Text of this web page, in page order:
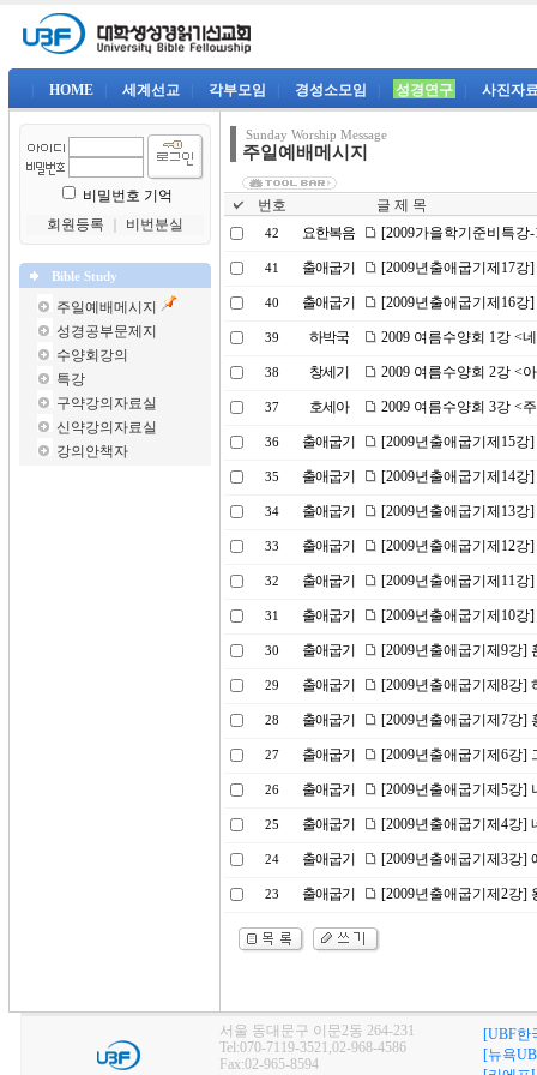
HOME 세계선교 각부모임 경성소모임 성경연구 사진자
비밀번호 기억
회원등록
비번분실
Bible Study
주일예배메시지
성경공부문제지
수양회강의
특강
구약강의자료실
신약강의자료실
강의안책자
Sunday Worship Message
주일예배메시지
번호 글 제 목
42 요한복음 [2009가을학기준비특
41 출애굽기 [2009년출애굽기제17
40 출애굽기 [2009년출애굽기제16
39 하박국 2009 여름수양회 1강 <
38 창세기 2009 여름수양회 2강 <
37 호세아 2009 여름수양회 3강 <
36 출애굽기 [2009년출애굽기제15
35 출애굽기 [2009년출애굽기제14
34 출애굽기 [2009년출애굽기제13강
33 출애굽기 [2009년출애굽기제12
32 출애굽기 [2009년출애굽기제11
31 출애굽기 [2009년출애굽기제10
30 출애굽기 [2009년출애굽기제9강]
29 출애굽기 [2009년출애굽기제8강]
28 출애굽기 [2009년출애굽기제7강]
27 출애굽기 [2009년출애굽기제6강]
26 출애굽기 [2009년출애굽기제5강]
25 출애굽기 [2009년출애굽기제4강]
24 출애굽기 [2009년출애굽기제3강]
23 출애굽기 [2009년출애굽기제2강]
서울 동대문구 이문2동 264-231
Tel:070-7119-3521,02-968-4586
Fax:02-965-8594
[UBF한
[뉴욕